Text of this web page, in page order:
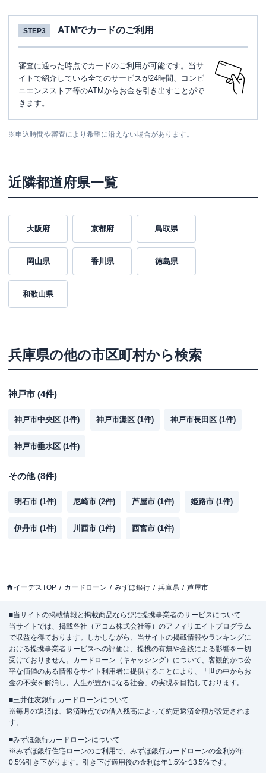
STEP3 ATMでカードのご利用
審査に通った時点でカードのご利用が可能です。当サ
イトで紹介している全てのサービスが24時間、コンビ
ニエンスストア等のATMからお金を引き出すことがで
きます。
※申込時間や審査により希望に沿えない場合があります。
近隣都道府県一覧
大阪府 京都府 鳥取県
岡山県 香川県 徳島県
和歌山県
兵庫県の他の市区町村から検索
神戸市 (4件)
神戸市中央区 (1件) 神戸市灘区 (1件) 神戸市長田区 (1件)
神戸市垂水区 (1件)
その他(8件)
明石市 (1件) 尼崎市 (2件) 芦屋市 (1件) 姫路市 (1件)
伊丹市 (1件) 川西市 (1件) 西宮市 (1件)
イーデスTOP カードローン みずほ銀行 兵庫県 芦屋市
■当サイトの掲載情報と掲載商品ならびに提携事業者のサービスについて
当サイトでは、掲載各社（アコム株式会社等）のアフィリエイトプログラム
で収益を得ております。しかしながら、当サイトの掲載情報やランキングに
おける提携事業者サービスへの評価は、提携の有無や金銭による影響を一切
受けておりません。カードローン（キャッシング）について、客観的かつ公
平な価値のある情報をサイト利用者に提供することにより、「世の中からお
金の不安を解消し、人生が豊かになる社会」の実現を目指しております。
■三井住友銀行 カードローンについて
※毎月の返済は、返済時点での借入残高によって約定返済金額が設定されま
す。
■みずほ銀行カードローンについて
※みずほ銀行住宅ローンのご利用で、みずほ銀行カードローンの金利が年
0.5%引き下がります。引き下げ適用後の金利は年1.5%~13.5%です。